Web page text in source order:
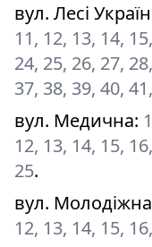
вул. Лесі
11, 12, 13, 14,
24, 25, 26, 27,
37, 38, 39, 40,
вул. Медична:
12, 13, 14, 15,
25.
вул. Молодіжна
12, 13, 14, 15,